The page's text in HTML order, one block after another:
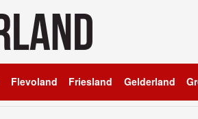
Flevoland Friesland Gelderland